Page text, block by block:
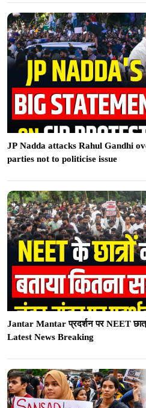
JP Nadda attacks Rahul Gandhi
parties not to politicise issue
Jantar Mantar प्रदर्शन पर NEET
Latest News Breaking